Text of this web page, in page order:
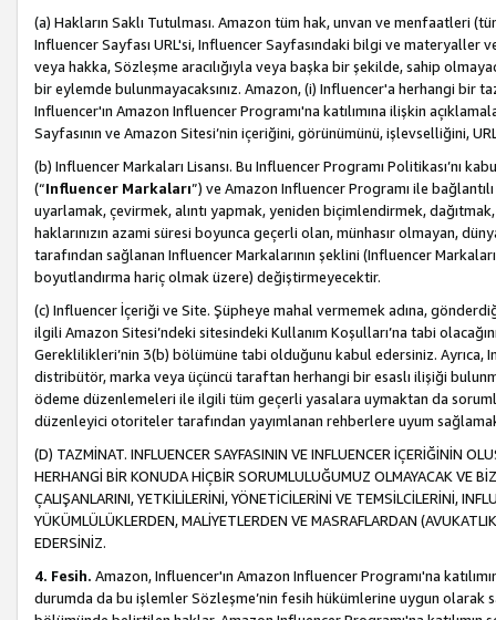
(a) Hakların Saklı Tutulması. Amazon tüm hak, unvan ve menfaatleri
Influencer Sayfası URL'si, Influencer Sayfasındaki bilgi ve materyaller
veya hakka, Sözleşme aracılığıyla veya başka bir şekilde, sahip
bir eylemde bulunmayacaksınız. Amazon, (i) Influencer'a herhangi bir
Influencer'ın Amazon Influencer Programı'na katılımına ilişkin
Sayfasının ve Amazon Sitesi’nin içeriğini, görünümünü, işlevselliğini,
(b) Influencer Markaları Lisansı. Bu Influencer Programı Politikası’nı
(“Influencer Markaları”) ve Amazon Influencer Programı ile
uyarlamak, çevirmek, alıntı yapmak, yeniden biçimlendirmek,
haklarınızın azami süresi boyunca geçerli olan, münhasır olmayan,
tarafından sağlanan Influencer Markalarının şeklini (Influencer
boyutlandırma hariç olmak üzere) değiştirmeyecektir.
(c) Influencer İçeriği ve Site. Şüpheye mahal vermemek adına,
ilgili Amazon Sitesi’ndeki sitesindeki Kullanım Koşulları’na tabi
Gereklilikleri’nin 3(b) bölümüne tabi olduğunu kabul edersiniz. Ayrıca,
distribütör, marka veya üçüncü taraftan herhangi bir esaslı ilişiği
ödeme düzenlemeleri ile ilgili tüm geçerli yasalara uymaktan da
düzenleyici otoriteler tarafından yayımlanan rehberlere uyum
(D) TAZMİNAT. INFLUENCER SAYFASININ VE INFLUENCER İÇERİĞİNİN
HERHANGİ BİR KONUDA HİÇBİR SORUMLULUĞUMUZ OLMAYACAK VE
ÇALIŞANLARINI, YETKİLİLERİNİ, YÖNETİCİLERİNİ VE TEMSİLCİLERİNİ,
YÜKÜMLÜLÜKLERDEN, MALİYETLERDEN VE MASRAFLARDAN
EDERSİNİZ.
4. Fesih. Amazon, Influencer'ın Amazon Influencer Programı'na
durumda da bu işlemler Sözleşme’nin fesih hükümlerine uygun olarak